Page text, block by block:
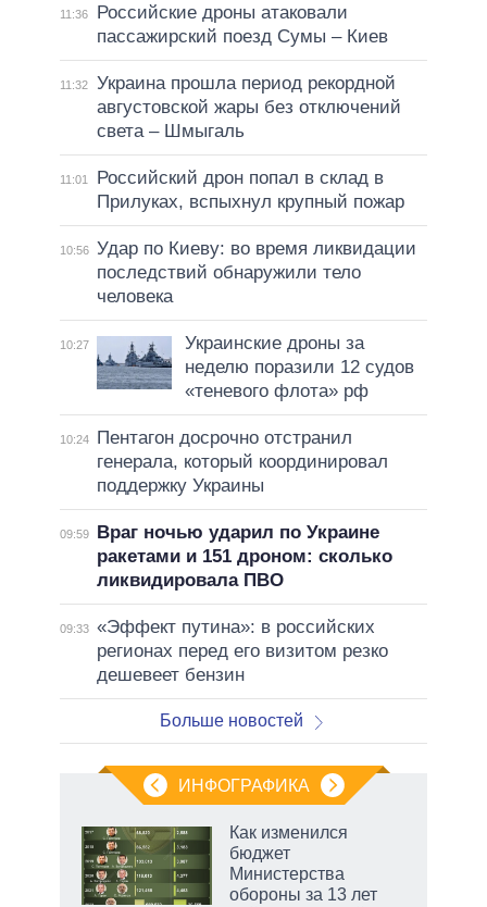
11:36
Российские дроны атаковали
пассажирский поезд Сумы – Киев
11:32
Украина прошла период рекордной
августовской жары без отключений
света – Шмыгаль
11:01
Российский дрон попал в склад в
Прилуках, вспыхнул крупный пожар
10:56 Удар по Киеву: во время ликвидации
последствий обнаружили тело
человека
10:27
Украинские дроны за
неделю поразили 12 судов
«теневого флота» рф
10:24
Пентагон досрочно отстранил
генерала, который координировал
поддержку Украины
09:59
Враг ночью ударил по Украине
ракетами и 151 дроном: сколько
ликвидировала ПВО
09:33 «Эффект путина»: в российских
регионах перед его визитом резко
дешевеет бензин
Больше новостей
ИНФОГРАФИКА
Как изменился
бюджет
Министерства
обороны за 13 лет